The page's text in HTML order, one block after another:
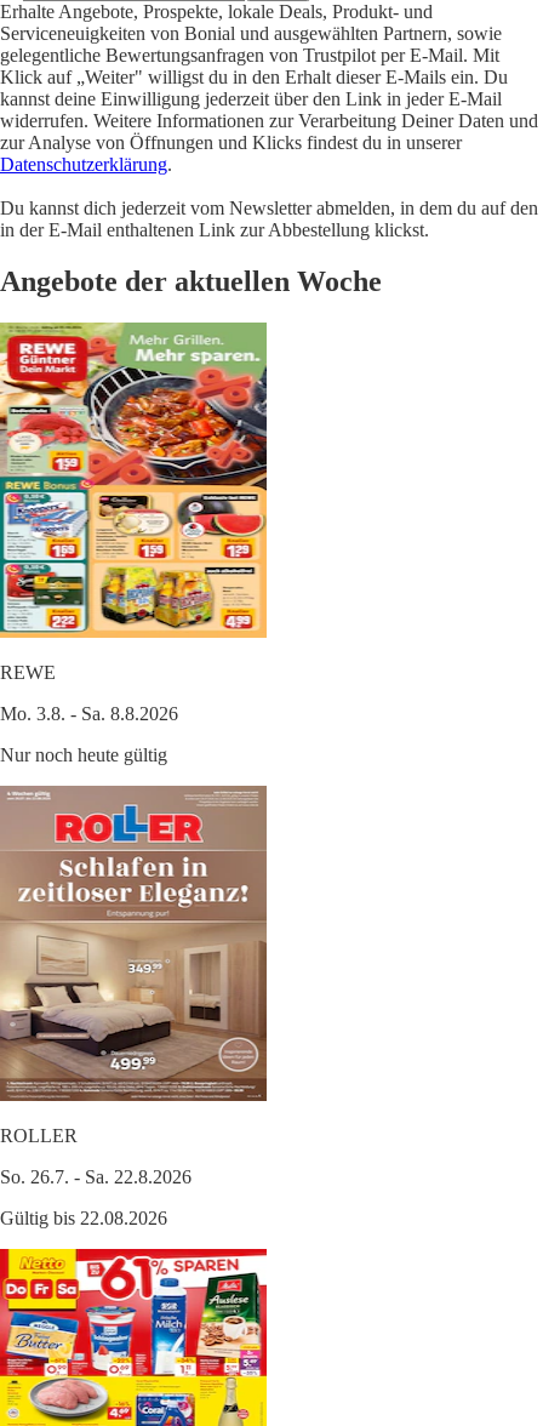
Erhalte Angebote, Prospekte, lokale Deals, Produkt- und
Serviceneuigkeiten von Bonial und ausgewählten Partnern, sowie
gelegentliche Bewertungsanfragen von Trustpilot per E-Mail. Mit
Klick auf „Weiter" willigst du in den Erhalt dieser E-Mails ein. Du
kannst deine Einwilligung jederzeit über den Link in jeder E-Mail
widerrufen. Weitere Informationen zur Verarbeitung Deiner Daten und
zur Analyse von Öffnungen und Klicks findest du in unserer
Datenschutzerklärung.
Du kannst dich jederzeit vom Newsletter abmelden, in dem du auf den
in der E-Mail enthaltenen Link zur Abbestellung klickst.
Angebote der aktuellen Woche
REWE
Mo. 3.8. - Sa. 8.8.2026
Nur noch heute gültig
ROLLER
So. 26.7. - Sa. 22.8.2026
Gültig bis 22.08.2026